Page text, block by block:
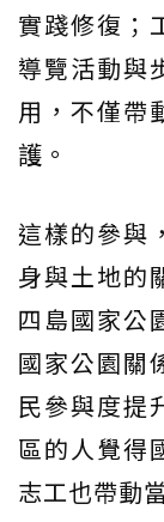
實踐修復；
導覽活動與
用，不僅帶
護。
這樣的參與
身與土地的
四島國家公
國家公園關
民參與度提
區的人覺得
志工也帶動